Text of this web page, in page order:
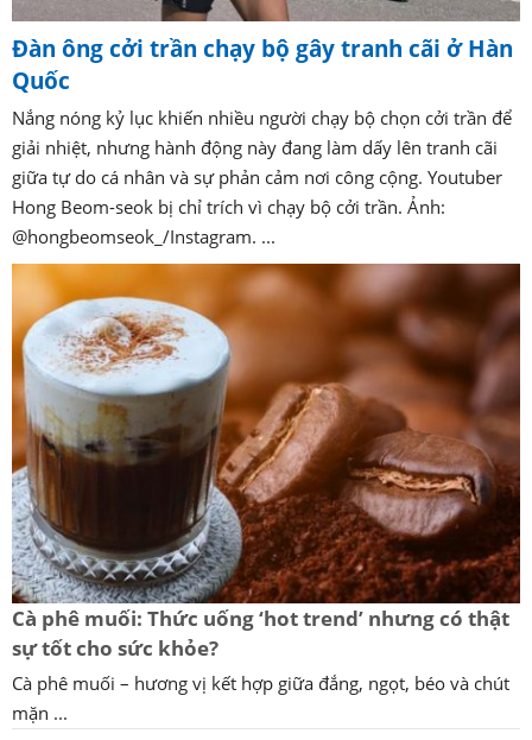
Đàn ông cởi trần chạy bộ gây tranh cãi ở Hàn
Quốc
Nắng nóng kỷ lục khiến nhiều người chạy bộ chọn cởi trần để
giải nhiệt, nhưng hành động này đang làm dấy lên tranh cãi
giữa tự do cá nhân và sự phản cảm nơi công cộng. Youtuber
Hong Beom-seok bị chỉ trích vì chạy bộ cởi trần. Ảnh:
@hongbeomseok_/Instagram. ...
Cà phê muối: Thức uống ‘hot trend’ nhưng có thật
sự tốt cho sức khỏe?
Cà phê muối – hương vị kết hợp giữa đắng, ngọt, béo và chút
mặn ...